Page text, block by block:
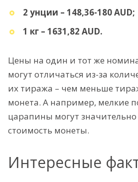
2 унции – 148,36-180 AUD;
1 кг – 1631,82 AUD.
Цены на один и тот же
могут отличаться из-за
их тиража – чем меньше
монета. А например, мелкие
царапины могут
стоимость монеты.
Интересные